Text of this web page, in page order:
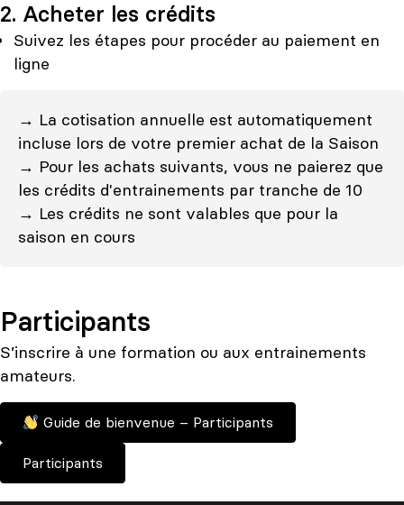
2. Acheter les crédits
Suivez les étapes pour procéder au paiement en
ligne
→ La cotisation annuelle est automatiquement
incluse lors de votre premier achat de la Saison
→ Pour les achats suivants, vous ne paierez que
les crédits d'entrainements par tranche de 10
→ Les crédits ne sont valables que pour la
saison en cours
Participants
S’inscrire à une formation ou aux entrainements
amateurs.
Guide de bienvenue – Participants
Participants